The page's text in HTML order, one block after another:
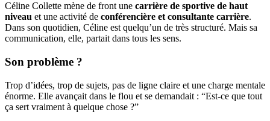
Céline Collette mène de front une carrière de sportive de haut
niveau et une activité de conférencière et consultante carrière.
Dans son quotidien, Céline est quelqu’un de très structuré. Mais sa
communication, elle, partait dans tous les sens.
Son problème ?
Trop d’idées, trop de sujets, pas de ligne claire et une charge mentale
énorme. Elle avançait dans le flou et se demandait : “Est-ce que tout
ça sert vraiment à quelque chose ?”